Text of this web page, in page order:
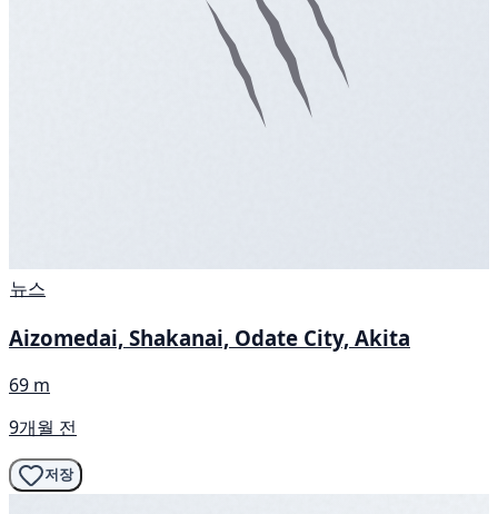
뉴스
Aizomedai, Shakanai, Odate City, Akita
69 m
9개월 전
저장